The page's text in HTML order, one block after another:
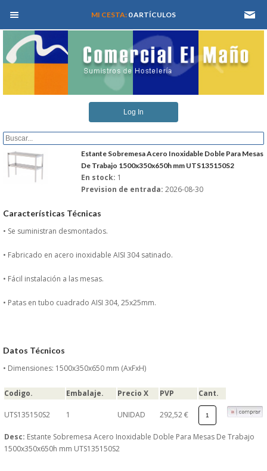
MEN� PRINCIPAL
QUIENES SOMOS
REFORMAS Y PROYECTOS
REGISTRARSE
PRODUCTOS EN OFERTAS
COMPLEMENTOS DE BA�O
COMPLEMENTOS DE MESA
MI CESTA: 0 ARTÍCULOS
Log In
Estante Sobremesa Acero Inoxidable Doble Para Mesas
De Trabajo 1500x350x650h mm UTS135150S2
En stock: 1
Prevision de entrada: 2026-08-30
Características Técnicas
• Se suministran desmontados.
• Fabricado en acero inoxidable AISI 304 satinado.
• Fácil instalación a las mesas.
• Patas en tubo cuadrado AISI 304, 25x25mm.
Datos Técnicos
• Dimensiones: 1500x350x650 mm (AxFxH)
Codigo. Embalaje. Precio X PVP Cant.
UTS135150S2 1 UNIDAD 292,52 €
Desc: Estante Sobremesa Acero Inoxidable Doble Para Mesas De Trabajo
1500x350x650h mm UTS135150S2